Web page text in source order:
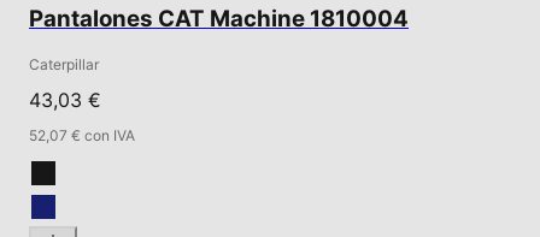
Pantalones CAT Machine 1810004
Caterpillar
43,03 €
52,07 € con IVA